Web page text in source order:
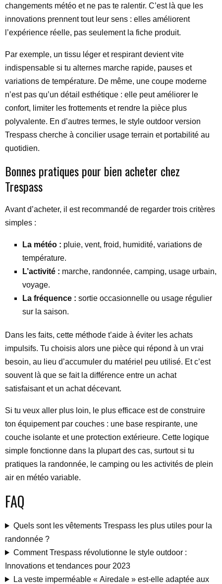
changements météo et ne pas te ralentir. C’est là que les
innovations prennent tout leur sens : elles améliorent
l’expérience réelle, pas seulement la fiche produit.
Par exemple, un tissu léger et respirant devient vite
indispensable si tu alternes marche rapide, pauses et
variations de température. De même, une coupe moderne
n’est pas qu’un détail esthétique : elle peut améliorer le
confort, limiter les frottements et rendre la pièce plus
polyvalente. En d’autres termes, le style outdoor version
Trespass cherche à concilier usage terrain et portabilité au
quotidien.
Bonnes pratiques pour bien acheter chez
Trespass
Avant d’acheter, il est recommandé de regarder trois critères
simples :
La météo : pluie, vent, froid, humidité, variations de
température.
L’activité : marche, randonnée, camping, usage urbain,
voyage.
La fréquence : sortie occasionnelle ou usage régulier
sur la saison.
Dans les faits, cette méthode t’aide à éviter les achats
impulsifs. Tu choisis alors une pièce qui répond à un vrai
besoin, au lieu d’accumuler du matériel peu utilisé. Et c’est
souvent là que se fait la différence entre un achat
satisfaisant et un achat décevant.
Si tu veux aller plus loin, le plus efficace est de construire
ton équipement par couches : une base respirante, une
couche isolante et une protection extérieure. Cette logique
simple fonctionne dans la plupart des cas, surtout si tu
pratiques la randonnée, le camping ou les activités de plein
air en météo variable.
FAQ
Quels sont les vêtements Trespass les plus utiles pour la
randonnée ?
Comment Trespass révolutionne le style outdoor :
Innovations et tendances pour 2023
La veste imperméable « Airedale » est-elle adaptée aux